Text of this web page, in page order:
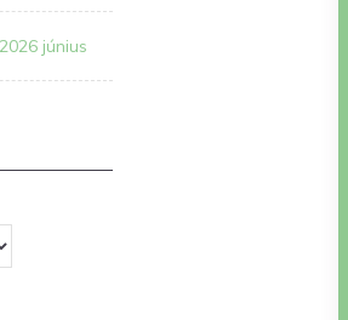
június